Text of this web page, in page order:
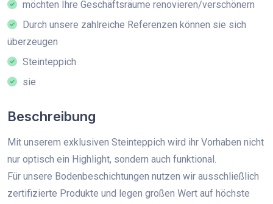
möchten Ihre Geschäftsräume renovieren/verschönern
Durch unsere zahlreiche Referenzen können sie sich
überzeugen
Steinteppich
sie
Beschreibung
Mit unserem exklusiven Steinteppich wird ihr Vorhaben nicht
nur optisch ein Highlight, sondern auch funktional.
Für unsere Bodenbeschichtungen nutzen wir ausschließlich
zertifizierte Produkte und legen großen Wert auf höchste